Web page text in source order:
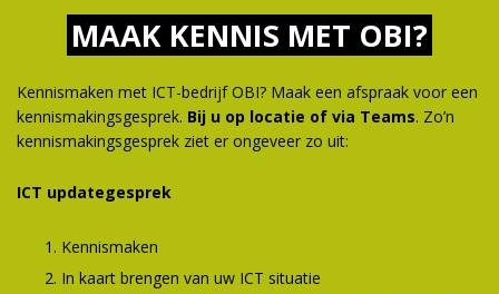
MAAK KENNIS MET OBI?
Kennismaken met ICT-bedrijf OBI? Maak een afspraak voor een
kennismakingsgesprek. Bij u op locatie of via Teams. Zo’n
kennismakingsgesprek ziet er ongeveer zo uit:
ICT updategesprek
Kennismaken
In kaart brengen van uw ICT situatie